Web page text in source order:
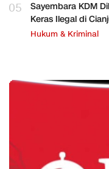
05
Sayembara KDM
Keras Ilegal di
Hukum & Kriminal